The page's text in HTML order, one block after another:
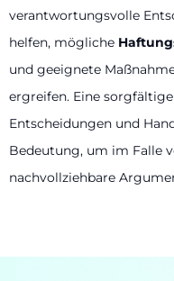
verantwortungsvolle
helfen, mögliche
und geeignete
ergreifen. Eine
Entscheidungen und
Bedeutung, um im Falle
nachvollziehbare